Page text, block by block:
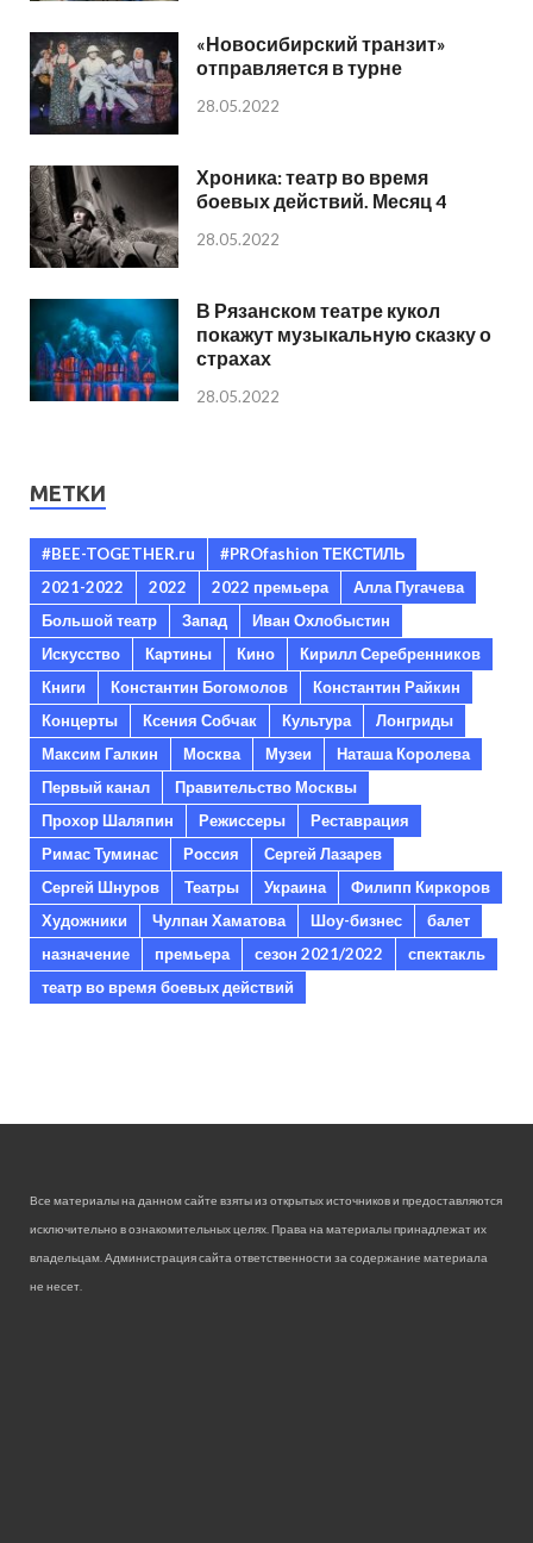
«Новосибирский транзит»
отправляется в турне
28.05.2022
Хроника: театр во время
боевых действий. Месяц 4
28.05.2022
В Рязанском театре кукол
покажут музыкальную сказку о
страхах
28.05.2022
МЕТКИ
#BEE-TOGETHER.ru
#PROfashion ТЕКСТИЛЬ
2021-2022
2022 2022 премьера
Алла Пугачева
Большой театр
Запад
Иван Охлобыстин
Искусство
Картины Кино
Кирилл Серебренников
Книги
Константин Богомолов
Константин Райкин
Концерты
Ксения Собчак Культура
Лонгриды
Максим Галкин
Москва Музеи
Наташа Королева
Первый канал
Правительство Москвы
Прохор Шаляпин
Режиссеры
Реставрация
Римас Туминас
Россия
Сергей Лазарев
Сергей Шнуров
Театры Украина
Филипп Киркоров
Художники
Чулпан Хаматова Шоу-бизнес
балет
назначение
премьера сезон 2021/2022
спектакль
театр во время боевых действий
Все материалы на данном сайте взяты из открытых источников и предоставляются
исключительно в ознакомительных целях. Права на материалы принадлежат их
владельцам. Администрация сайта ответственности за содержание материала
не несет.